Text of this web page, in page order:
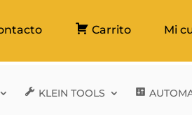
Carrito Mi
KLEIN TOOLS